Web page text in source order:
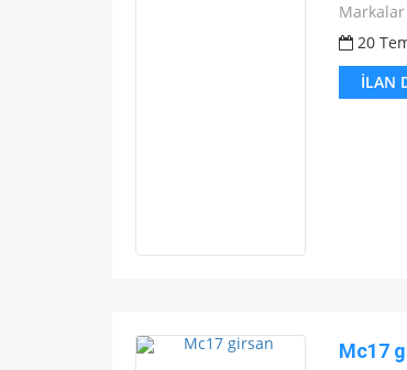
Markalar
20
İLAN
Mc17